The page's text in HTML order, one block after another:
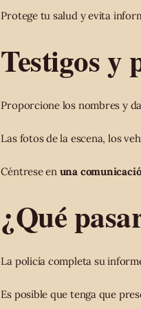
Protege tu salud y evita
Testigos y
Proporcione los nombres y
Las fotos de la escena, los
Céntrese en una
¿Qué
La policía completa su
Es posible que tenga que